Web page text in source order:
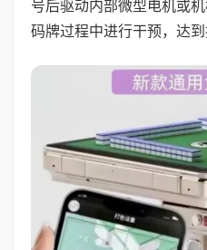
号后驱动内部微型电机或
码牌过程中进行干预，达到